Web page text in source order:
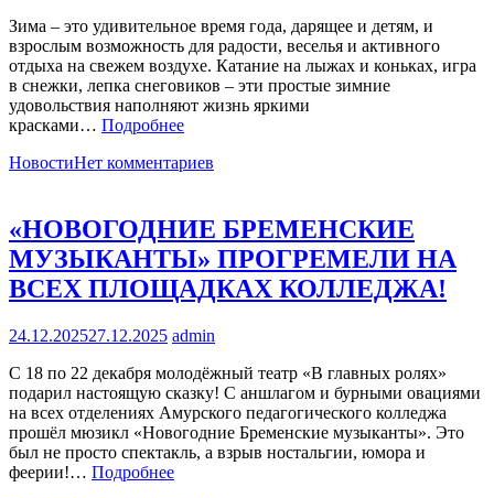
Зима – это удивительное время года, дарящее и детям, и
взрослым возможность для радости, веселья и активного
отдыха на свежем воздухе. Катание на лыжах и коньках, игра
в снежки, лепка снеговиков – эти простые зимние
удовольствия наполняют жизнь яркими
красками… Подробнее
НовостиНет комментариев
«НОВОГОДНИЕ БРЕМЕНСКИЕ
МУЗЫКАНТЫ» ПРОГРЕМЕЛИ НА
ВСЕХ ПЛОЩАДКАХ КОЛЛЕДЖА!
24.12.202527.12.2025 admin
С 18 по 22 декабря молодёжный театр «В главных ролях»
подарил настоящую сказку! С аншлагом и бурными овациями
на всех отделениях Амурского педагогического колледжа
прошёл мюзикл «Новогодние Бременские музыканты». Это
был не просто спектакль, а взрыв ностальгии, юмора и
феерии!… Подробнее